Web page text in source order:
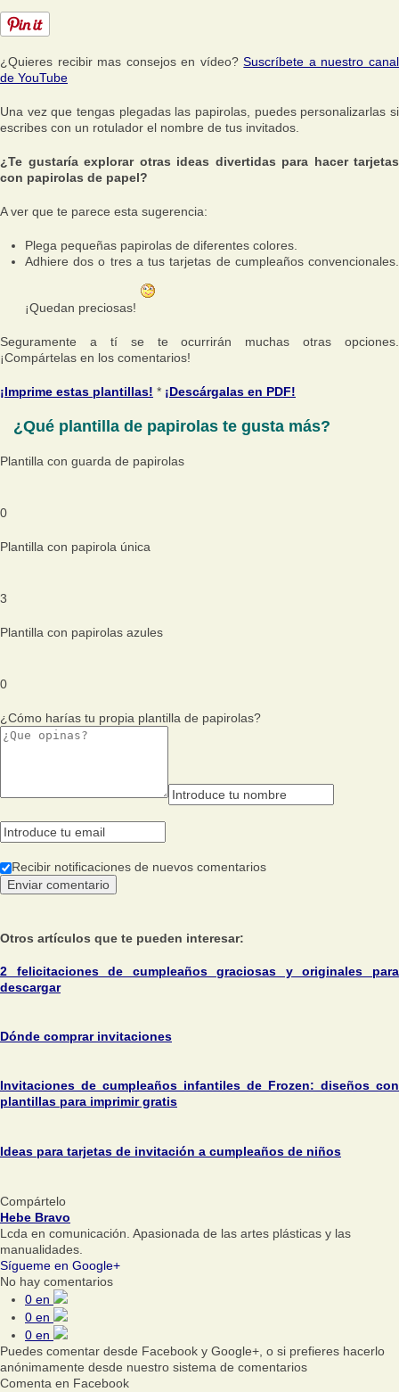
¿Quieres recibir mas consejos en vídeo?Suscríbete a nuestro canal
de YouTube
Una vez que tengas plegadas las papirolas, puedes personalizarlas si
escribes con un rotulador el nombre de tus invitados.
¿Te gustaría explorar otras ideas divertidas para hacer tarjetas
con papirolas de papel?
A ver que te parece esta sugerencia:
Plega pequeñas papirolas de diferentes colores.
Adhiere dos o tres a tus tarjetas de cumpleaños convencionales.
¡Quedan preciosas!
Seguramente a tí se te ocurrirán muchas otras opciones.
¡Compártelas en los comentarios!
¡Imprime estas plantillas! * ¡Descárgalas en PDF!
¿Qué plantilla de papirolas te gusta más?
Plantilla con guarda de papirolas
0
Plantilla con papirola única
3
Plantilla con papirolas azules
0
¿Cómo harías tu propia plantilla de papirolas?
Recibir notificaciones de nuevos comentarios
Otros artículos que te pueden interesar:
2 felicitaciones de cumpleaños graciosas y originales para
descargar
Dónde comprar invitaciones
Invitaciones de cumpleaños infantiles de Frozen: diseños con
plantillas para imprimir gratis
Ideas para tarjetas de invitación a cumpleaños de niños
Compártelo
Hebe Bravo
Lcda en comunicación. Apasionada de las artes plásticas y las
manualidades.
Sígueme en Google+
No hay comentarios
0 en
0 en
0 en
Puedes comentar desde Facebook y Google+, o si prefieres hacerlo
anónimamente desde nuestro sistema de comentarios
Comenta en Facebook